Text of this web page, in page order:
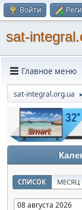
Войти
sat-
Главное меню
sat-integral.org.ua
СПИСОК МЕСЯЦ